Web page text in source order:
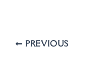
PREVIOUS